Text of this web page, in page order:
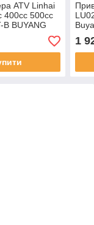
ATV Linhai
400cc 500cc
BUYANG
1